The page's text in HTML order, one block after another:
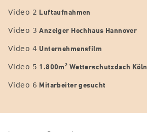
Video 2 Luftaufnahmen
Video 3Anzeiger Hochhaus Hannover
Video 4 Unternehmensfilm
Video 5 1.800m² Wetterschutzdach Köln
Video 6 Mitarbeiter gesucht